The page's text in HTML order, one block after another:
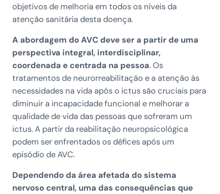
objetivos de melhoria em todos os níveis da
atenção sanitária desta doença.
A abordagem do AVC deve ser a partir de uma
perspectiva integral, interdisciplinar,
coordenada e centrada na pessoa. Os
tratamentos de neurorreabilitação e a atenção às
necessidades na vida após o ictus são cruciais para
diminuir a incapacidade funcional e melhorar a
qualidade de vida das pessoas que sofreram um
ictus. A partir da reabilitação neuropsicológica
podem ser enfrentados os défices após um
episódio de AVC.
Dependendo da área afetada do sistema
nervoso central, uma das consequências que